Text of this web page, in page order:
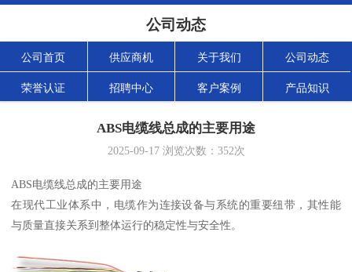
公司动态
公司首页 供应商机 关于我们 公司动态
荣誉认证 招聘中心 客户案例 产品知识
ABS电缆线总成的主要用途
2025-09-17浏览次数： 352次
ABS电缆线总成的主要用途
在现代工业体系中，电缆作为连接设备与系统的重要纽带，其性能
与质量直接关系到整体运行的稳定性与安全性。